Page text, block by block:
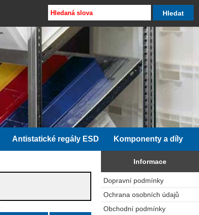
Antistatické regály ESD Komponenty a díly
Informace
Dopravní podmínky
Ochrana osobních údajů
Obchodní podmínky